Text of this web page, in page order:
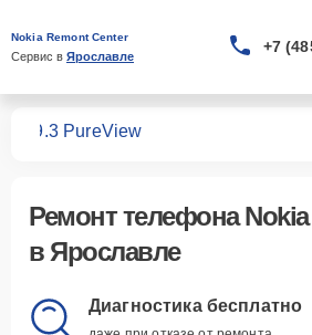
Nokia Remont Center
Сервис в Ярославле
+7
9.3 PureView
Ремонттелефона
в Ярославле
Диагностика бесплатно